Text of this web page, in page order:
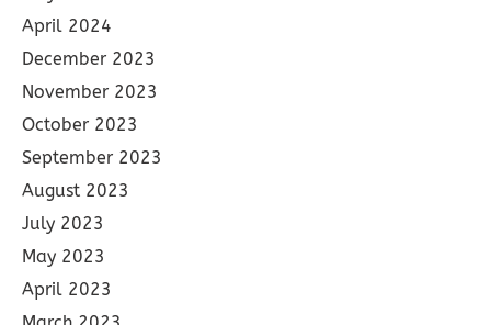
April 2024
December 2023
November 2023
October 2023
September 2023
August 2023
July 2023
May 2023
April 2023